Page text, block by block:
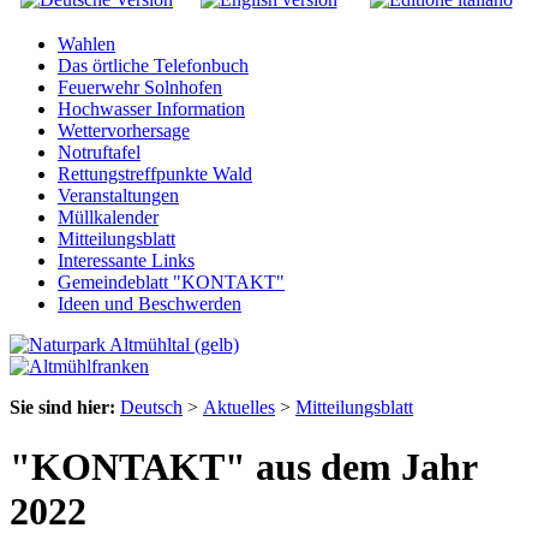
Wahlen
Das örtliche Telefonbuch
Feuerwehr Solnhofen
Hochwasser Information
Wettervorhersage
Notruftafel
Rettungstreffpunkte Wald
Veranstaltungen
Müllkalender
Mitteilungsblatt
Interessante Links
Gemeindeblatt "KONTAKT"
Ideen und Beschwerden
Sie sind hier: Deutsch > Aktuelles > Mitteilungsblatt
"KONTAKT" aus dem Jahr
2022